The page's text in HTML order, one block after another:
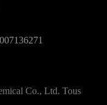
Co., Ltd. Tous